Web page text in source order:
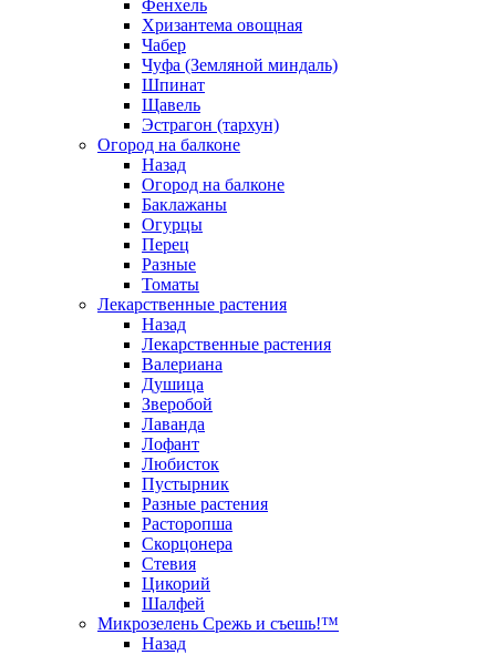
Фенхель
Хризантема овощная
Чабер
Чуфа (Земляной миндаль)
Шпинат
Щавель
Эстрагон (тархун)
Огород на балконе
Назад
Огород на балконе
Баклажаны
Огурцы
Перец
Разные
Томаты
Лекарственные растения
Назад
Лекарственные растения
Валериана
Душица
Зверобой
Лаванда
Лофант
Любисток
Пустырник
Разные растения
Расторопша
Скорцонера
Стевия
Цикорий
Шалфей
Микрозелень Срежь и съешь!™
Назад